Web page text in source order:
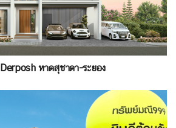
หาดสุชาดา-ระยอง